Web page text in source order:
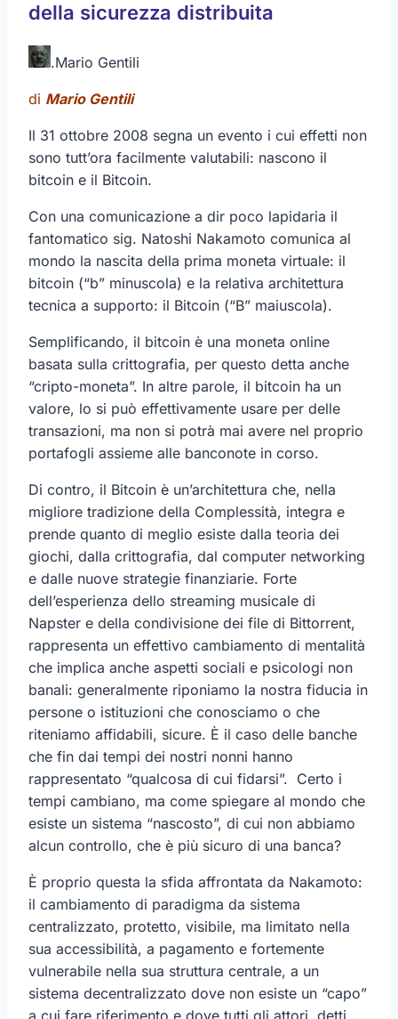
della sicurezza distribuita
.Mario Gentili
di Mario Gentili
Il 31 ottobre 2008 segna un evento i cui effetti non
sono tutt’ora facilmente valutabili: nascono il
bitcoin e il Bitcoin.
Con una comunicazione a dir poco lapidaria il
fantomatico sig. Natoshi Nakamoto comunica al
mondo la nascita della prima moneta virtuale: il
bitcoin (“b” minuscola) e la relativa architettura
tecnica a supporto: il Bitcoin (“B” maiuscola).
Semplificando, il bitcoin è una moneta online
basata sulla crittografia, per questo detta anche
“cripto-moneta”. In altre parole, il bitcoin ha un
valore, lo si può effettivamente usare per delle
transazioni, ma non si potrà mai avere nel proprio
portafogli assieme alle banconote in corso.
Di contro, il Bitcoin è un’architettura che, nella
migliore tradizione della Complessità, integra e
prende quanto di meglio esiste dalla teoria dei
giochi, dalla crittografia, dal computer networking
e dalle nuove strategie finanziarie. Forte
dell’esperienza dello streaming musicale di
Napster e della condivisione dei file di Bittorrent,
rappresenta un effettivo cambiamento di mentalità
che implica anche aspetti sociali e psicologi non
banali: generalmente riponiamo la nostra fiducia in
persone o istituzioni che conosciamo o che
riteniamo affidabili, sicure. È il caso delle banche
che fin dai tempi dei nostri nonni hanno
rappresentato “qualcosa di cui fidarsi”. Certo i
tempi cambiano, ma come spiegare al mondo che
esiste un sistema “nascosto”, di cui non abbiamo
alcun controllo, che è più sicuro di una banca?
È proprio questa la sfida affrontata da Nakamoto:
il cambiamento di paradigma da sistema
centralizzato, protetto, visibile, ma limitato nella
sua accessibilità, a pagamento e fortemente
vulnerabile nella sua struttura centrale, a un
sistema decentralizzato dove non esiste un “capo”
a cui fare riferimento e dove tutti gli attori, detti